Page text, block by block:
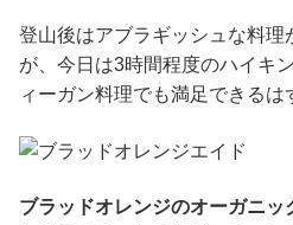
登山後はアブラギッシュな料理
が、今日は3時間程度のハイキ
ィーガン料理でも満足できるは
ブラッドオレンジのオーガニッ